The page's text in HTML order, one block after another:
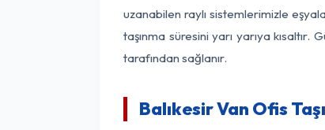
uzanabilen raylı sistemlerimizle
taşınma süresini yarı yarıya
tarafından sağlanır.
Balıkesir Van Ofis